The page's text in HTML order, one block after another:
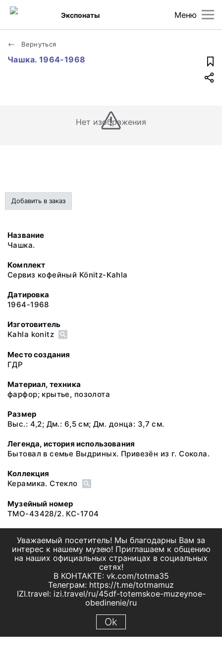
Меню
Экспонаты
Вернуться
Чашка. 1964-1968
Нет изображения
Добавить в заказ
Название
Чашка.
Комплект
Сервиз кофейный Könitz-Kahla
Датировка
1964-1968
Изготовитель
Kahla konitz
Место создания
ГДР
Материал, техника
фарфор; крытье, позолота
Размер
Выс.: 4,2; Дм.: 6,5 см; Дм. донца: 3,7 см.
Легенда, история использования
Бытовал в семье Выдриных. Привезён из г. Сокола.
Коллекция
Керамика. Стекло
Музейный номер
ТМО-43428/2. КС-1704
Уважаемый посетитель! Мы благодарны Вам за
интерес к нашему музею! Приглашаем к общению
на наших официальных страницах в социальных
сетях!
В КОНТАКТЕ: vk.com/totma35
Телеграм: https://t.me/totmamuz
IZI.travel: izi.travel/ru/45df-totemskoe-muzeynoe-
obedinenie/ru
Ok